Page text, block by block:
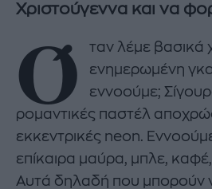
Χριστούγεννα και να
Ό
ταν λέμε βασικά
ενημερωμένη
εννοούμε;
ρομαντικές παστέλ
εκκεντρικές neon.
επίκαιρα μαύρα, μπλε, καφέ,
Αυτά δηλαδή που μπορούν